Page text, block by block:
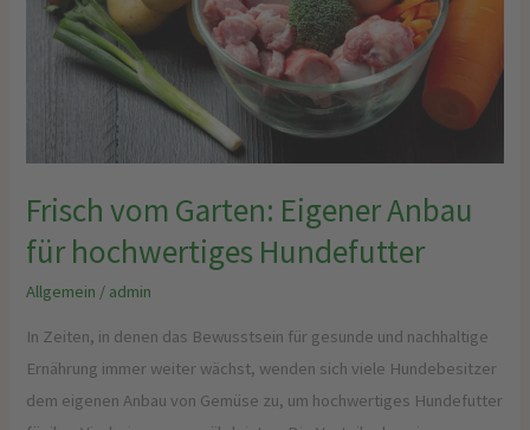
Frisch vom Garten: Eigener Anbau
für hochwertiges Hundefutter
Allgemein / admin
In Zeiten, in denen das Bewusstsein für gesunde und nachhaltige
Ernährung immer weiter wächst, wenden sich viele Hundebesitzer
dem eigenen Anbau von Gemüse zu, um hochwertiges Hundefutter
hochwertiges
Hundefutter